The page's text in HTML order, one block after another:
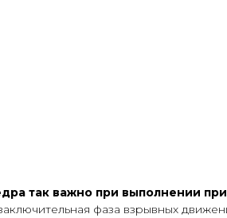
так важно при выполнении
фаза взрывных